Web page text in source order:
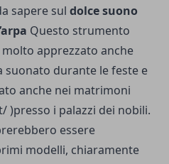
sapere sul dolcesuono
Questo strumento
apprezzato anche
suonato durante le feste e
anche nei matrimoni
)presso i palazzi dei nobili.
essere
modelli, chiaramente